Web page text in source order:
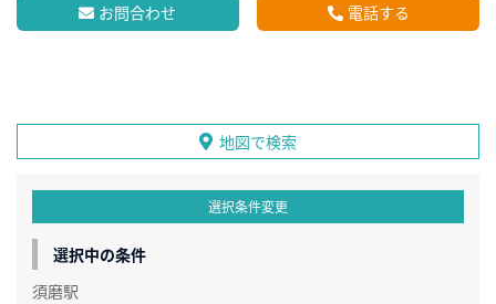
お問合わせ 電話する
地図で検索
選択条件変更
選択中の条件
須磨駅